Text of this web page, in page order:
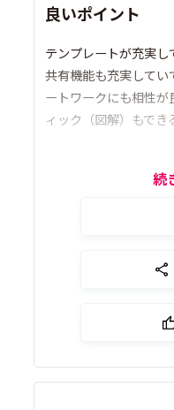
良いポイント
テンプレートが充実し
共有機能も充実して
ートワークにも相性
ィック（図解）もで
続